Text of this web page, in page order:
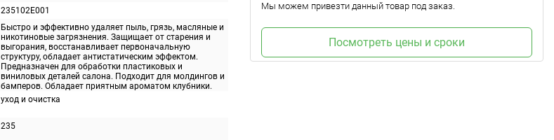
235102E001
Быстро и эффективно удаляет пыль, грязь, масляные и
никотиновые загрязнения. Защищает от старения и
выгорания, восстанавливает первоначальную
структуру, обладает антистатическим эффектом.
Предназначен для обработки пластиковых и
виниловых деталей салона. Подходит для молдингов и
бамперов. Обладает приятным ароматом клубники.
уход и очистка
235
Мы можем привезти данный товар под заказ.
Посмотреть цены и сроки